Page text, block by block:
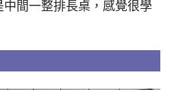
間一整排長桌，感覺很學